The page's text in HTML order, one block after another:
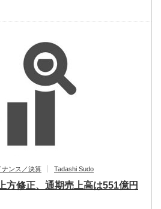
ナンス／決算 Tadashi Sudo
方修正、通期売上高は551億円